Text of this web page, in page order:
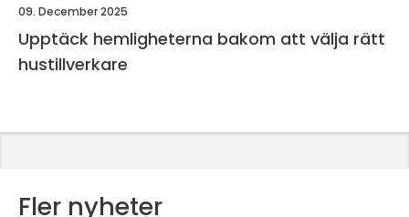
09. December 2025
Upptäck hemligheterna bakom att välja rätt
hustillverkare
Fler nyheter